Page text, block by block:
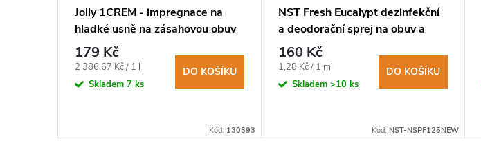
Jolly 1CREM - impregnace na
hladké usně na zásahovou obuv
179 Kč
Měrná
cena:
2 386,67 Kč / 1 l
Skladem 7 ks
DO KOŠÍKU
Kód: 130393
NST Fresh Eucalypt dezinfekční
a deodorační sprej na obuv a
oblečení 125ml
160 Kč
Měrná
cena:
1,28 Kč / 1 ml
Skladem >10 ks
DO KOŠÍKU
Kód: NST-NSPF125NEW